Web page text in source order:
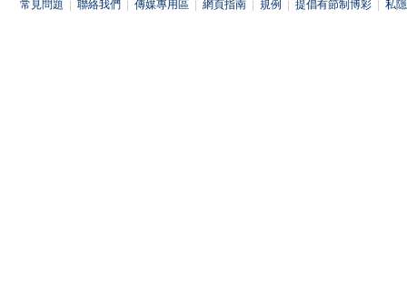
常見問題 聯絡我們 傳媒專用區 網頁指南 規例 提倡有節制博彩 私